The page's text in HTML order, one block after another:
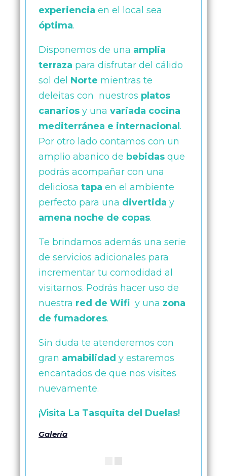
experiencia en el local sea
óptima.
Disponemos de una amplia
terraza para disfrutar del cálido
sol del Norte mientras te
deleitas con nuestros platos
canarios y una variada cocina
mediterránea e internacional .
Por otro lado contamos con un
amplio abanico de bebidas que
podrás acompañar con una
deliciosa tapa en el ambiente
perfecto para una divertida y
amena noche de copas.
Te brindamos además una serie
de servicios adicionales para
incrementar tu comodidad al
visitarnos. Podrás hacer uso de
nuestra red de Wifi y una zona
de fumadores.
Sin duda te atenderemos con
gran amabilidad y estaremos
encantados de que nos visites
nuevamente.
¡Visita La Tasquita del Duelas!
Galería